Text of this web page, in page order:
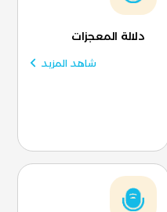
دلالة المعجزات
شاهد المزيد